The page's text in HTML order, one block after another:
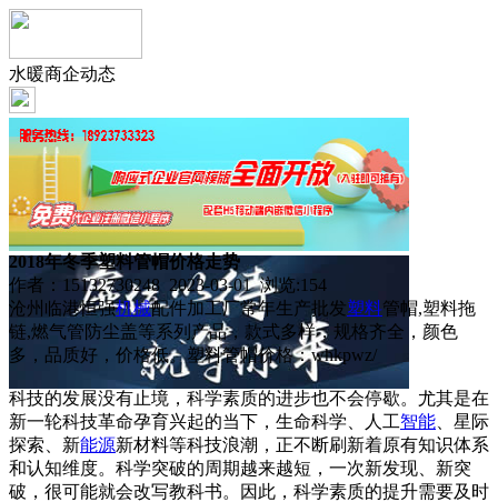
水暖商企动态
2018年冬季塑料管帽价格走势
作者：15132730248 2023-03-01 浏览:154
沧州临港恒强机械配件加工厂常年生产批发塑料管帽,塑料拖
链,燃气管防尘盖等系列产品，款式多样，规格齐全，颜色
多，品质好，价格低。塑料管帽价格：whkpwz/
科技的发展没有止境，科学素质的进步也不会停歇。尤其是在
新一轮科技革命孕育兴起的当下，生命科学、人工智能 、星际
探索、新能源新材料等科技浪潮，正不断刷新着原有知识体系
和认知维度。科学突破的周期越来越短，一次新发现、新突
破，很可能就会改写教科书。因此，科学素质的提升需要及时